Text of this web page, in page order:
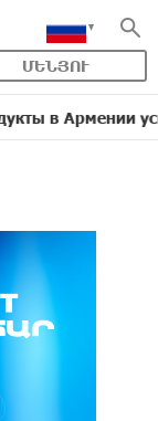
ՄԵՆՅՈՒ
ускорился